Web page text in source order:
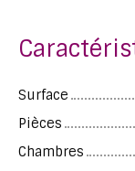
Surface
Pièces
Chambres